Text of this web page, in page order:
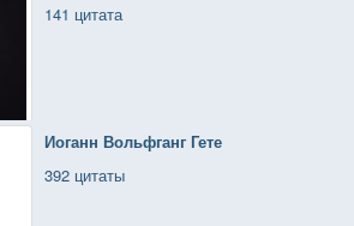
141 цитата
Иоганн Вольфганг Гете
392 цитаты